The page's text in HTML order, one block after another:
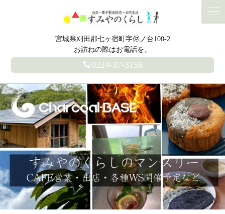
宮城県刈田郡七ヶ宿町字侭ノ台100-2
お訪ねの際はお電話を。
0224-37-3156